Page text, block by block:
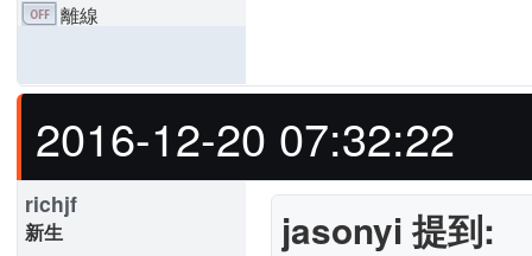
離線
2016-12-20 07:32:22
richjf
新生
jasonyi 提到: